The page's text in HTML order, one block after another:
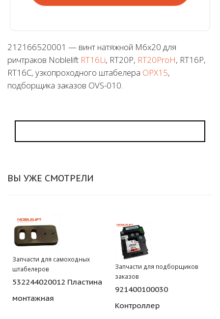
212166520001 — винт натяжной M6x20 для
ричтраков Noblelift RT16Li, RT20P, RT20ProH, RT16P,
RT16C, узкопроходного штабелера OPX15,
подборщика заказов OVS-010.
ВЫ УЖЕ СМОТРЕЛИ
Запчасти для самоходных
штабелеров
532244020012 Пластина
монтажная
Запчасти для подборщиков
заказов
921400100030
Контроллер